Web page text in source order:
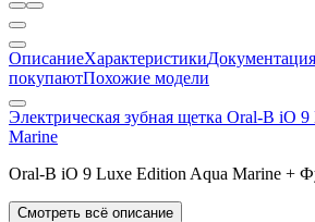
ОписаниеХарактеристикиДокументация
покупаютПохожие модели
Электрическая зубная щетка Oral-B iO
Marine
Oral-B iO 9 Luxe Edition Aqua Marine +
Смотреть всё описание